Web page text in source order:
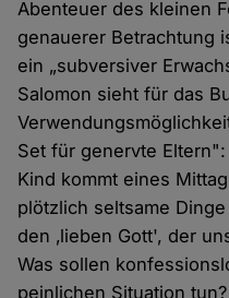
Abenteuer des kleinen
genauerer Betrachtung
ein „subversiver
Salomon sieht für das
Set für genervte
Kind kommt eines
plötzlich seltsame
den ‚lieben Gott', der
Was sollen
peinlichen Situation